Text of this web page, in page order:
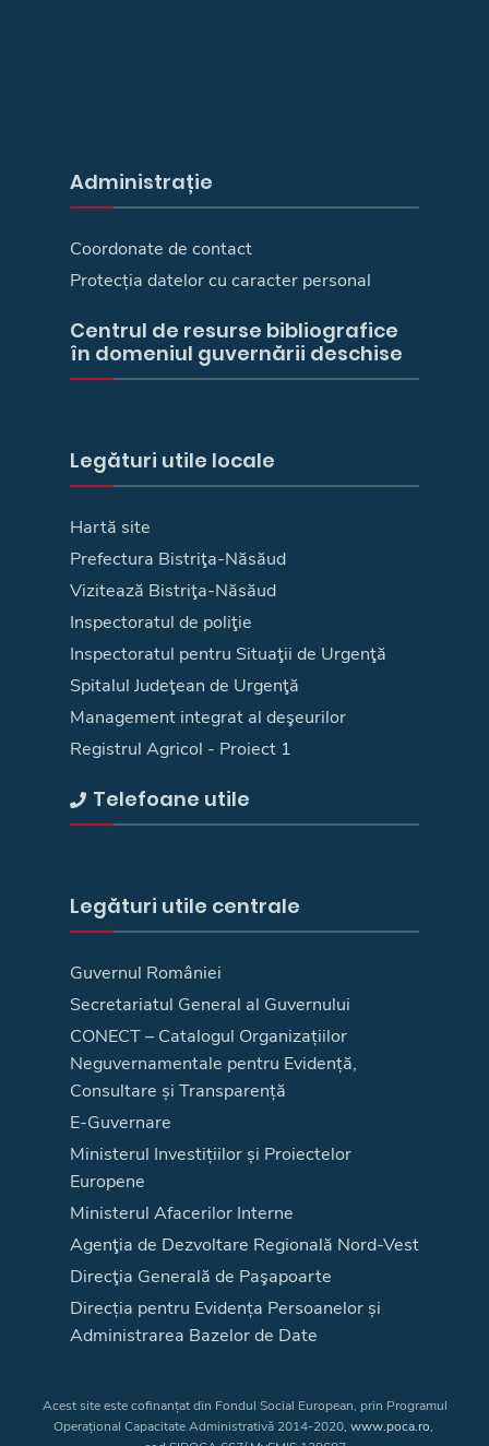
Administrație
Coordonate de contact
Protecția datelor cu caracter personal
Centrul de resurse bibliografice
în domeniul guvernării deschise
Legături utile locale
Hartă site
Prefectura Bistriţa-Năsăud
Vizitează Bistriţa-Năsăud
Inspectoratul de poliţie
Inspectoratul pentru Situaţii de Urgenţă
Spitalul Judeţean de Urgenţă
Management integrat al deşeurilor
Registrul Agricol - Proiect 1
Telefoane utile
Legături utile centrale
Guvernul României
Secretariatul General al Guvernului
CONECT – Catalogul Organizațiilor
Neguvernamentale pentru Evidență,
Consultare și Transparență
E-Guvernare
Ministerul Investițiilor și Proiectelor
Europene
Ministerul Afacerilor Interne
Agenţia de Dezvoltare Regională Nord-Vest
Direcţia Generală de Paşapoarte
Direcția pentru Evidența Persoanelor și
Administrarea Bazelor de Date
Acest site este cofinanțat din Fondul Social European, prin Programul
Operațional Capacitate Administrativă 2014-2020, www.poca.ro,